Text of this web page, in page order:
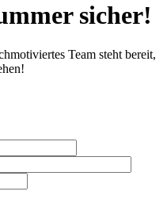
sicher!
Team steht bereit,